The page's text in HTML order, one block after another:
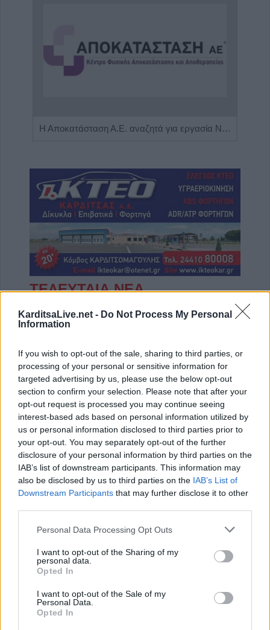
KarditsaLive.net - Do Not Process My Personal
Information
If you wish to opt-out of the sale, sharing to third parties, or
processing of your personal or sensitive information for
targeted advertising by us, please use the below opt-out
section to confirm your selection. Please note that after your
opt-out request is processed you may continue seeing
interest-based ads based on personal information utilized by
us or personal information disclosed to third parties prior to
your opt-out. You may separately opt-out of the further
disclosure of your personal information by third parties on the
IAB’s list of downstream participants. This information may
also be disclosed by us to third parties on the IAB’s List of
Downstream Participants that may further disclose it to other
Personal Data Processing Opt Outs
I want to opt-out of the Sharing of my
personal data.
Opted In
I want to opt-out of the Sale of my
Personal Data.
Opted In
Η Αποκατάσταση Α.Ε. αναζητά για εργασία Νοσηλευτές και Βοηθούς Νοσηλευτές
ΤΕΛΕΥΤΑΙΑ ΝΕΑ
Υψηλός κίνδυνος πυρκαγιάς την Κυριακή
(9/8) σε μεγάλο τμήμα του ν. Καρδίτσας και
8 Αυγούστου 2026, 22:58
Ανασύρθηκε χωρίς τις αισθήσεις του
ηλικιωμένος από πηγάδι σε οικισμό της
Αλεξανδρούπολης
8 Αυγούστου 2026, 21:54
Χ. Παπαδημήτριου (Πρόεδρος ΔΕΥΑΚ): Στην
παρούσα φάση δεν θα υπάρξουν αυξήσεις
στους λογαριασμούς των καταναλωτών
8 Αυγούστου 2026, 21:15
Σίσκος Α. Βασίλειος: "Οι ηλίθιοι"
8 Αυγούστου 2026, 20:55
Πάρος: Νεκρό 4χρονο παιδί σε πισίνα beach
8 Αυγούστου 2026, 19:35
υποδομών κεντρικής δομής του Μουσείου
Πόλης»